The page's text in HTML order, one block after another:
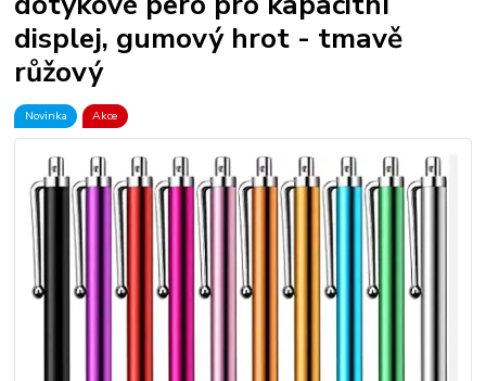
displej, gumový hrot - tmavě
růžový
Novinka Akce